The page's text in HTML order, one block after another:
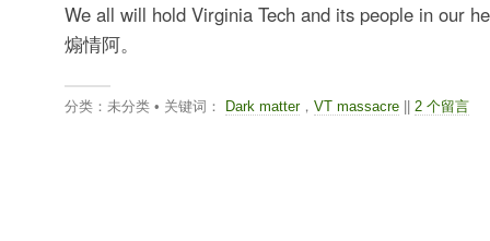
We all will hold Virginia Tech and its people in our
煽情阿。
分类：未分类 • 关键词： Dark matter， VT massacre|| 2 个留言